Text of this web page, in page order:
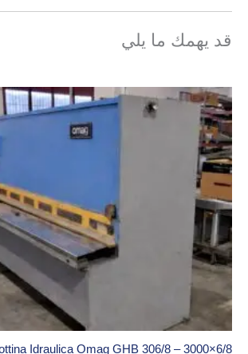
قد يهمك ما يلي
Idraulica Omag GHB 306/8 – 3000×6/8